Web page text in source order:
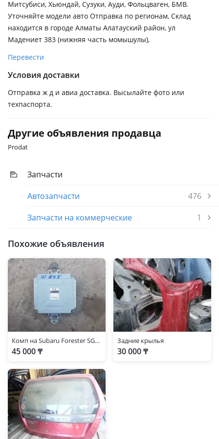
Митсубиси, Хьюндай, Сузуки, Ауди, Фольцваген, БМВ.
Уточняйте модели авто Отправка по регионам, Склад
находится в городе Алматы Алатауский район, ул
Мадениет 383 (нижняя часть момышулы),
Перевести
Условия доставки
Отправка ж д и авиа доставка. Высылайте фото или
техпаспорта.
Другие объявления продавца
Prodat
Запчасти
Автозапчасти
476
Запчасти на коммерческие
1
Похожие объявления
Комп на Subaru Forester SG9 STI
45 000 ₸
Задние крылья
30 000 ₸